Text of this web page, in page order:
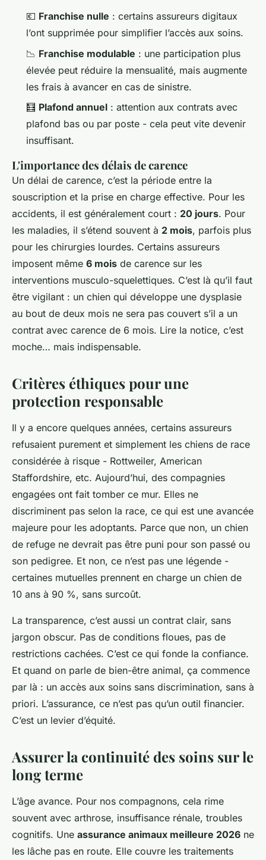
💶 Franchise nulle : certains assureurs digitaux
l’ont supprimée pour simplifier l’accès aux soins.
📉 Franchise modulable : une participation plus
élevée peut réduire la mensualité, mais augmente
les frais à avancer en cas de sinistre.
🧮 Plafond annuel : attention aux contrats avec
plafond bas ou par poste - cela peut vite devenir
insuffisant.
L'importance des délais de carence
Un délai de carence, c’est la période entre la
souscription et la prise en charge effective. Pour les
accidents, il est généralement court : 20 jours. Pour
les maladies, il s’étend souvent à 2 mois, parfois plus
pour les chirurgies lourdes. Certains assureurs
imposent même 6 mois de carence sur les
interventions musculo-squelettiques. C’est là qu’il faut
être vigilant : un chien qui développe une dysplasie
au bout de deux mois ne sera pas couvert s’il a un
contrat avec carence de 6 mois. Lire la notice, c’est
moche… mais indispensable.
Critères éthiques pour une
protection responsable
Il y a encore quelques années, certains assureurs
refusaient purement et simplement les chiens de race
considérée à risque - Rottweiler, American
Staffordshire, etc. Aujourd’hui, des compagnies
engagées ont fait tomber ce mur. Elles ne
discriminent pas selon la race, ce qui est une avancée
majeure pour les adoptants. Parce que non, un chien
de refuge ne devrait pas être puni pour son passé ou
son pedigree. Et non, ce n’est pas une légende -
certaines mutuelles prennent en charge un chien de
10 ans à 90 %, sans surcoût.
La transparence, c’est aussi un contrat clair, sans
jargon obscur. Pas de conditions floues, pas de
restrictions cachées. C’est ce qui fonde la confiance.
Et quand on parle de bien-être animal, ça commence
par là : un accès aux soins sans discrimination, sans à
priori. L’assurance, ce n’est pas qu’un outil financier.
C’est un levier d’équité.
Assurer la continuité des soins sur le
long terme
L’âge avance. Pour nos compagnons, cela rime
souvent avec arthrose, insuffisance rénale, troubles
cognitifs. Une assurance animaux meilleure 2026 ne
les lâche pas en route. Elle couvre les traitements